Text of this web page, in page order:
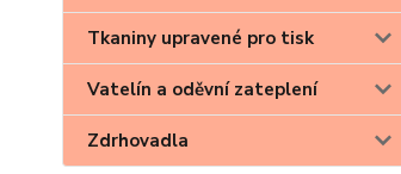
Tkaniny upravené pro tisk
Vatelín a oděvní zateplení
Zdrhovadla